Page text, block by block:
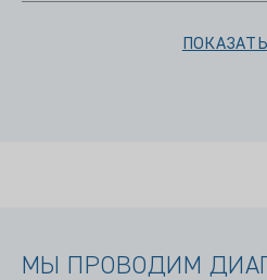
МЫ ПРОВОДИМ